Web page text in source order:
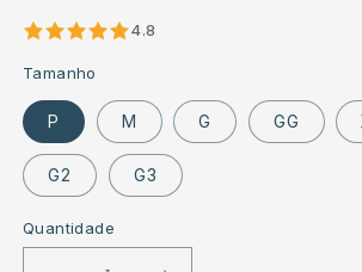
4.8
Tamanho
P M G GG
G2 G3
Quantidade